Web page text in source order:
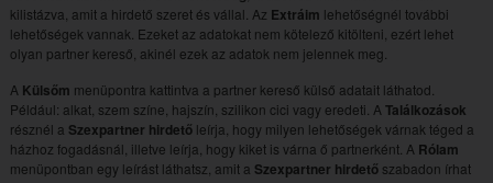
kilistázva, amit a hirdető szeret és vállal. Az Extráim lehetőségnél további
lehetőségek vannak. Ezeket az adatokat nem kötelező kitölteni, ezért lehet
olyan partner kereső, akinél ezek az adatok nem jelennek meg.
A Külsőm menüpontra kattintva a partner kereső külső adatait láthatod.
Például: alkat, szem színe, hajszín, szilikon cici vagy eredeti. A Találkozások
résznél a Szexpartner hirdetőleírja, hogy milyen lehetőségek várnak téged a
házhoz fogadásnál, illetve leírja, hogy kiket is várna ő partnerként. A Rólam
menüpontban egy leírást láthatsz, amit a Szexpartner hirdetőszabadon írhat